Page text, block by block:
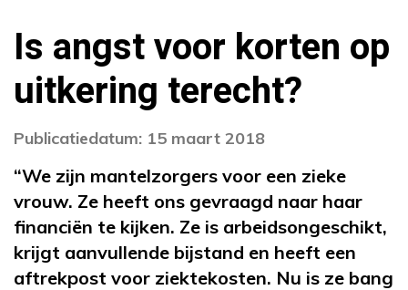
Is angst voor korten op
uitkering terecht?
Publicatiedatum: 15 maart 2018
“We zijn mantelzorgers voor een zieke
vrouw. Ze heeft ons gevraagd naar haar
financiën te kijken. Ze is arbeidsongeschikt,
krijgt aanvullende bijstand en heeft een
aftrekpost voor ziektekosten. Nu is ze bang